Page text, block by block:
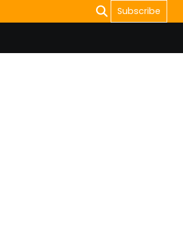
Subscribe